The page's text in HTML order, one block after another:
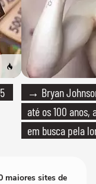
→ Bryan
até os 100
em busca pela
maiores sites de